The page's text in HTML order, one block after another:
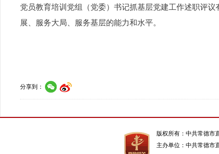
党员教育培训党组（党委）书记抓基层党建工作述职评
展、服务大局、服务基层的能力和水平。
分享到：
版权所有：中共常德市
主办单位：中共常德市